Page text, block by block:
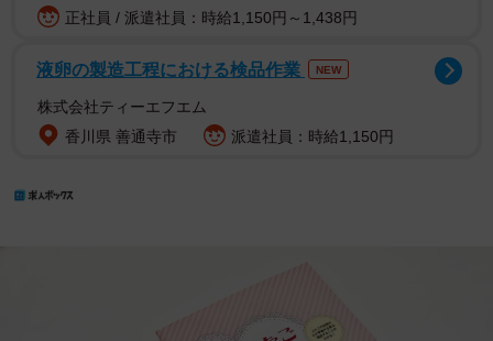
正社員 / 派遣社員：時給1,150円～1,438円
液卵の製造工程における検品作業 NEW
株式会社ティーエフエム
香川県 善通寺市
派遣社員：時給1,150円